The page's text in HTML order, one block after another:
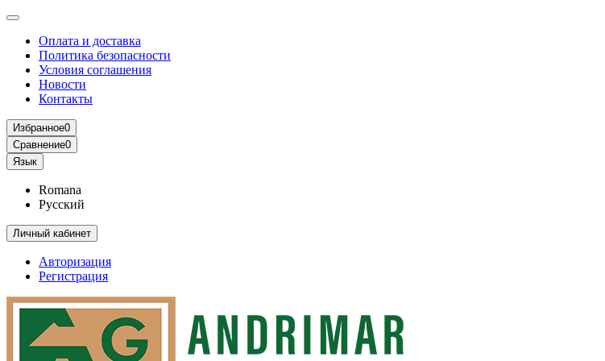
Оплата и доставка
Политика безопасности
Условия соглашения
Новости
Контакты
Избранное0
Сравнение0
Язык
Romana
Русский
Личный кабинет
Авторизация
Регистрация